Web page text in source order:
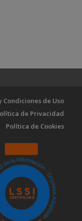
Condiciones de Uso
de Privacidad
Política de Cookies